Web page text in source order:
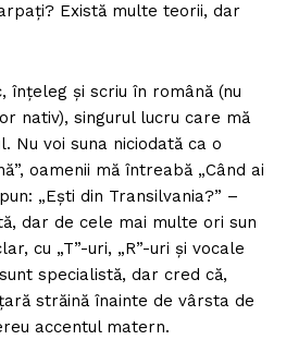
Există multe teorii, dar
înțeleg și scriu în română (nu
nativ), singurul lucru care mă
Nu voi suna niciodată ca o
oamenii mă întreabă „Când ai
„Ești din Transilvania?” –
dar de cele mai multe ori sun
cu „T”-uri, „R”-uri și vocale
specialistă, dar cred că,
străină înainte de vârsta de
accentul matern.